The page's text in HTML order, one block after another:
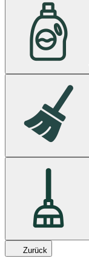
Zurück